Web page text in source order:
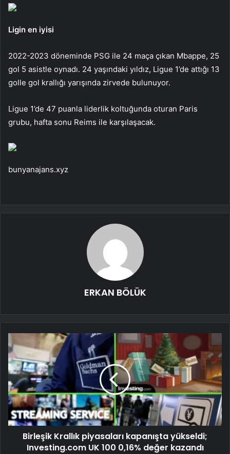
Ligin en iyisi
2022-2023 döneminde PSG ile 24 maça çıkan Mbappe, 25
gol 5 asistle oynadı. 24 yaşındaki yıldız, Ligue 1’de attığı 13
golle gol krallığı yarışında zirvede bulunuyor.
Ligue 1’de 47 puanla liderlik koltuğunda oturan Paris
grubu, hafta sonu Reims ile karşılaşacak.
bunyanajans.xyz
ERKAN BÖLÜK
Birleşik Krallık piyasaları kapanışta yükseldi;
Investing.com UK 100 0,16% değer kazandı